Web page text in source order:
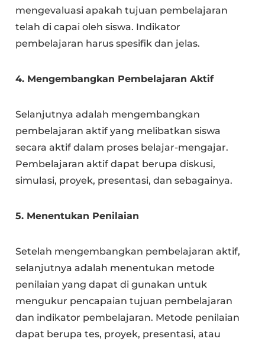
mengevaluasi apakah tujuan pembelajaran
telah di capai oleh siswa. Indikator
pembelajaran harus spesifik dan jelas.
4. Mengembangkan Pembelajaran Aktif
Selanjutnya adalah mengembangkan
pembelajaran aktif yang melibatkan siswa
secara aktif dalam proses belajar-mengajar.
Pembelajaran aktif dapat berupa diskusi,
simulasi, proyek, presentasi, dan sebagainya.
5. Menentukan Penilaian
Setelah mengembangkan pembelajaran aktif,
selanjutnya adalah menentukan metode
penilaian yang dapat di gunakan untuk
mengukur pencapaian tujuan pembelajaran
dan indikator pembelajaran. Metode penilaian
dapat berupa tes, proyek, presentasi, atau